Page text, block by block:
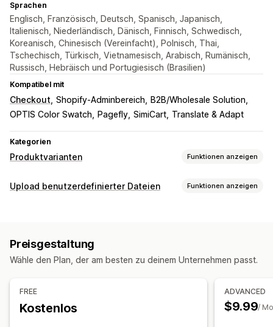
Sprachen
Englisch, Französisch, Deutsch, Spanisch, Japanisch,
Italienisch, Niederländisch, Dänisch, Finnisch, Schwedisch,
Koreanisch, Chinesisch (Vereinfacht), Polnisch, Thai,
Tschechisch, Türkisch, Vietnamesisch, Arabisch, Rumänisch,
Russisch, Hebräisch und Portugiesisch (Brasilien)
Kompatibel mit
Checkout Shopify-Adminbereich
B2B/Wholesale Solution
OPTIS Color Swatch
Pagefly SimiCart Translate & Adapt
Kategorien
Produktvarianten Funktionen anzeigen
Anpassung
Benutzerdefinierter Text
Benutzerdefinierte CSS Benutzerdefiniertes HTML
Import und Export
Upload benutzerdefinierter Dateien Funktionen anzeigen
Benutzerdefinierte Regeln
Preisgestaltung
Wähle den Plan, der am besten zu deinem Unternehmen passt.
FREE
Kostenlos
ADVANCED
$9.99/